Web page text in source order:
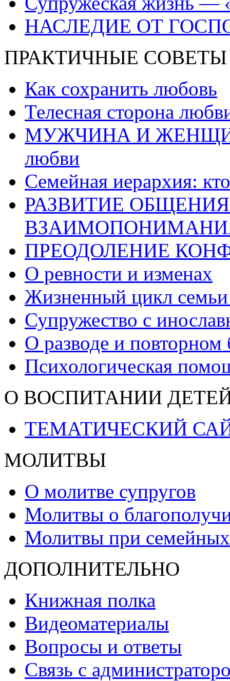
НАСЛЕДИЕ ОТ
ПРАКТИЧНЫЕ
Как сохранить любовь
Телесная сторона
МУЖЧИНА И
любви
Семейная иерархия:
РАЗВИТИЕ
ПРЕОДОЛЕНИЕ
О ревности и изменах
Жизненный цикл
Супружество с
О разводе и повторном
Психологическая
О ВОСПИТАНИИ
ТЕМАТИЧЕСКИЙ
МОЛИТВЫ
О молитве супругов
Молитвы о
Молитвы при семейных
ДОПОЛНИТЕЛЬНО
Книжная полка
Видеоматериалы
Вопросы и ответы
Связь с